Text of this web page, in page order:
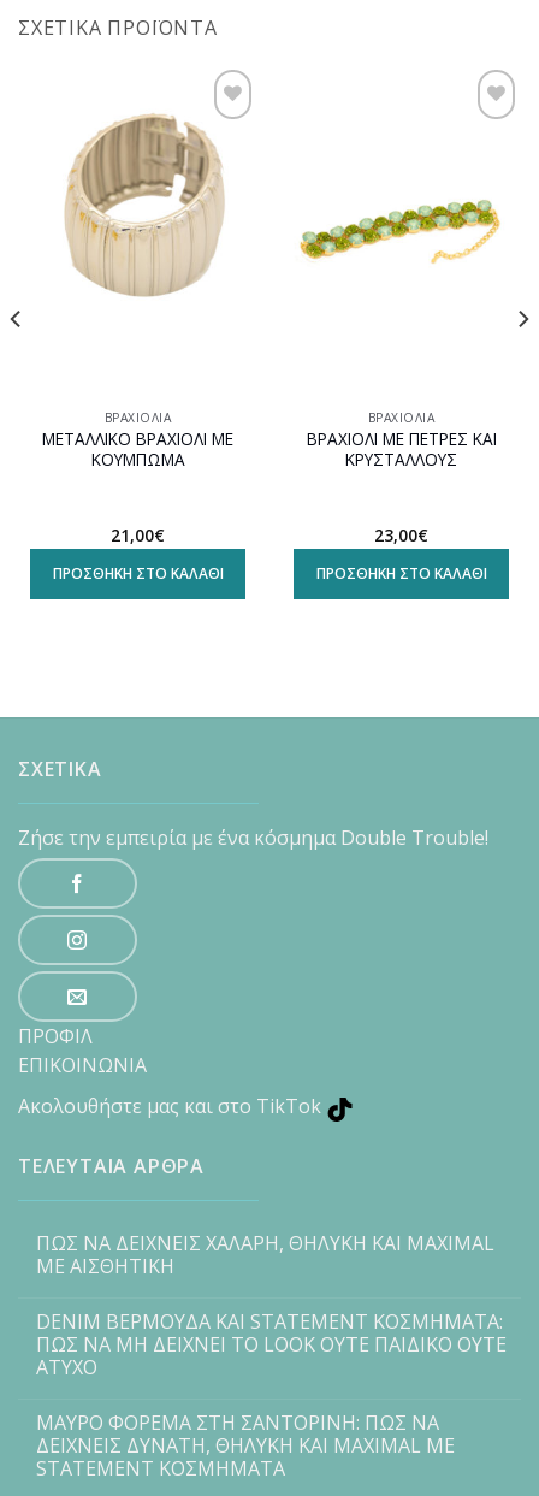
ΣΧΕΤΙΚΆ ΠΡΟΪΌΝΤΑ
Προσθήκη
στη
wishlist
ΒΡΑΧΙΌΛΙΑ
ΜΕΤΑΛΛΙΚΟ ΒΡΑΧΙΟΛΙ ΜΕ
ΚΟΥΜΠΩΜΑ
21,00€
ΠΡΟΣΘΉΚΗ ΣΤΟ ΚΑΛΆΘΙ
wishlist
ΒΡΑΧΙΌΛΙΑ
ΒΡΑΧΙΟΛΙ ΜΕ ΠΕΤΡΕΣ ΚΑΙ
ΚΡΥΣΤΑΛΛΟΥΣ
23,00€
ΠΡΟΣΘΉΚΗ ΣΤΟ ΚΑΛΆΘΙ
ΣΧΕΤΙΚΑ
Ζήσε την εμπειρία με ένα κόσμημα Double Trouble!
ΠΡΟΦΙΛ
ΕΠΙΚΟΙΝΩΝΙΑ
Ακολουθήστε μας και στο TikTok
ΤΕΛΕΥΤΑΙΑ ΑΡΘΡΑ
ΠΩΣ ΝΑ ΔΕΙΧΝΕΙΣ ΧΑΛΑΡΗ, ΘΗΛΥΚΗ ΚΑΙ MAXIMAL
ΜΕ ΑΙΣΘΗΤΙΚΗ
DENIM ΒΕΡΜΟΥΔΑ ΚΑΙ STATEMENT ΚΟΣΜΗΜΑΤΑ:
ΠΩΣ ΝΑ ΜΗ ΔΕΙΧΝΕΙ ΤΟ LOOK ΟΥΤΕ ΠΑΙΔΙΚΟ ΟΥΤΕ
ΑΤΥΧΟ
ΜΑΥΡΟ ΦΟΡΕΜΑ ΣΤΗ ΣΑΝΤΟΡΙΝΗ: ΠΩΣ ΝΑ
ΔΕΙΧΝΕΙΣ ΔΥΝΑΤΗ, ΘΗΛΥΚΗ ΚΑΙ MAXIMAL ΜΕ
STATEMENT ΚΟΣΜΗΜΑΤΑ